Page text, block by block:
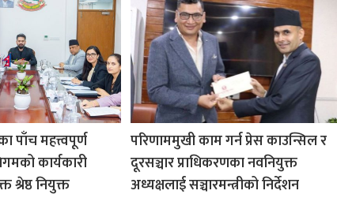
पाँच महत्त्वपूर्ण
कार्यकारी
श्रेष्ठ नियुक्त
परिणाममुखी काम गर्न प्रेस काउन्सिल र
दूरसञ्चार प्राधिकरणका नवनियुक्त
अध्यक्षलाई सञ्चारमन्त्रीको निर्देशन